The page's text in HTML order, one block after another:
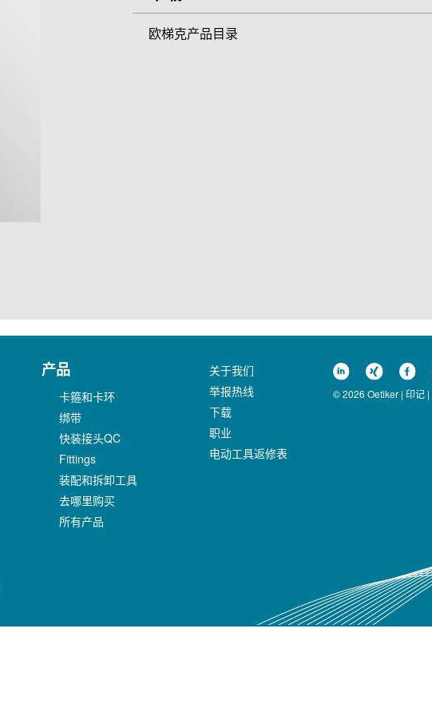
欧梯克产品目录
产品
卡箍和卡环
绑带
快装接头QC
Fittings
装配和拆卸工具
去哪里购买
所有产品
关于我们
举报热线
下载
职业
电动工具返修表
© 2026 Oetiker | 印记|